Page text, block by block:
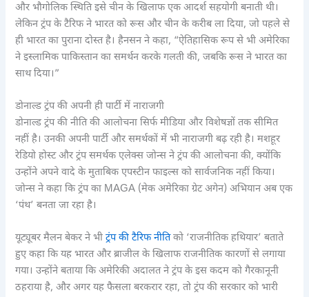
और भौगोलिक स्थिति इसे चीन के खिलाफ एक आदर्श सहयोगी बनाती थी।
लेकिन ट्रंप के टैरिफ ने भारत को रूस और चीन के करीब ला दिया, जो पहले से
ही भारत का पुराना दोस्त है। हैनसन ने कहा, “ऐतिहासिक रूप से भी अमेरिका
ने इस्लामिक पाकिस्तान का समर्थन करके गलती की, जबकि रूस ने भारत का
साथ दिया।”
डोनाल्ड ट्रंप की अपनी ही पार्टी में नाराजगी
डोनाल्ड ट्रंप की नीति की आलोचना सिर्फ मीडिया और विशेषज्ञों तक सीमित
नहीं है। उनकी अपनी पार्टी और समर्थकों में भी नाराजगी बढ़ रही है। मशहूर
रेडियो होस्ट और ट्रंप समर्थक एलेक्स जोन्स ने ट्रंप की आलोचना की, क्योंकि
उन्होंने अपने वादे के मुताबिक एपस्टीन फाइल्स को सार्वजनिक नहीं किया।
जोन्स ने कहा कि ट्रंप का MAGA (मेक अमेरिका ग्रेट अगेन) अभियान अब एक
‘पंथ’ बनता जा रहा है।
यूट्यूबर मैलन बेकर ने भीट्रंप की टैरिफ नीतिको ‘राजनीतिक हथियार’ बताते
हुए कहा कि यह भारत और ब्राजील के खिलाफ राजनीतिक कारणों से लगाया
गया। उन्होंने बताया कि अमेरिकी अदालत ने ट्रंप के इस कदम को गैरकानूनी
ठहराया है, और अगर यह फैसला बरकरार रहा, तो ट्रंप की सरकार को भारी